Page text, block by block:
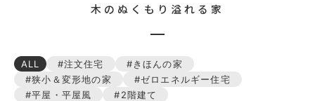
木のぬくもり溢れる家
ALL 注文住宅
きほんの家
狭小＆変形地の家
ゼロエネルギー住宅
平屋・平屋風
2階建て